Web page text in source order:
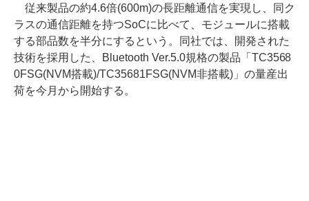
従来製品の約4.6倍(600m)の長距離通信を実現し、同ク
ラスの通信距離を持つSoCに比べて、モジュールに搭載
する部品数を半分にするという。同社では、開発された
技術を採用した、Bluetooth Ver.5.0規格の製品「TC3568
0FSG(NVM搭載)/TC35681FSG(NVM非搭載)」の量産出
荷を今月から開始する。